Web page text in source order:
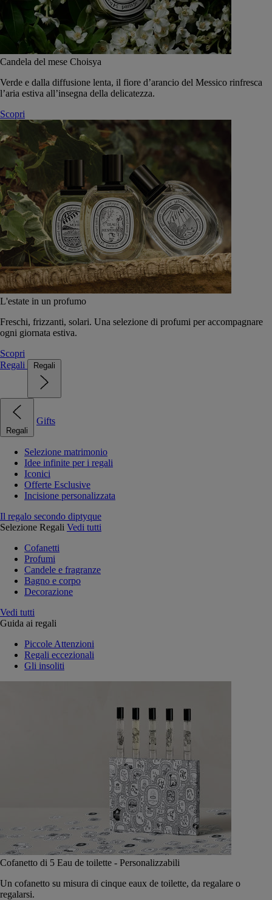
Candela del mese Choisya
Verde e dalla diffusione lenta, il fiore d’arancio del Messico rinfresca
l’aria estiva all’insegna della delicatezza.
Scopri
L'estate in un profumo
Freschi, frizzanti, solari. Una selezione di profumi per accompagnare
ogni giornata estiva.
Scopri
Regali
Regali
Regali
Gifts
Selezione matrimonio
Idee infinite per i regali
Iconici
Offerte Esclusive
Incisione personalizzata
Il regalo secondo diptyque
Selezione Regali Vedi tutti
Cofanetti
Profumi
Candele e fragranze
Bagno e corpo
Decorazione
Vedi tutti
Guida ai regali
Piccole Attenzioni
Regali eccezionali
Gli insoliti
Cofanetto di 5 Eau de toilette - Personalizzabili
Un cofanetto su misura di cinque eaux de toilette, da regalare o
regalarsi.